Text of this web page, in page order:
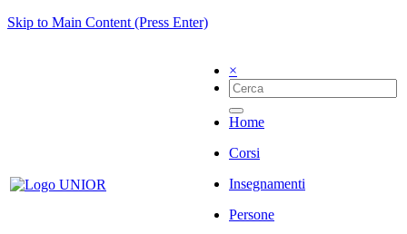
Skip to Main Content (Press Enter)
×
Home
Corsi
Insegnamenti
Persone